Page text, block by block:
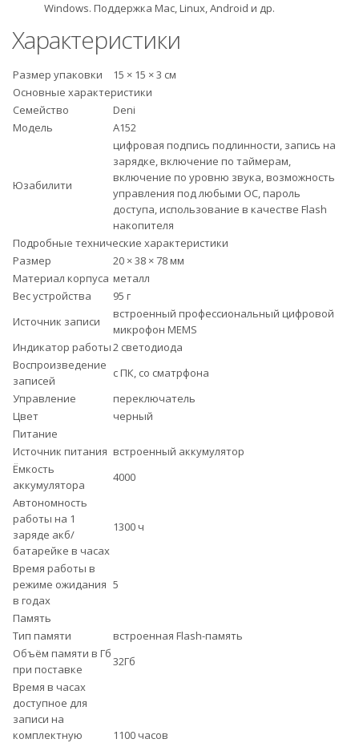
Windows. Поддержка Mac, Linux, Android и др.
Характеристики
Размер упаковки
15 × 15 × 3 см
Основные характеристики
Семейство
Deni
Модель
А152
Юзабилити
цифровая подпись подлинности, запись на
зарядке, включение по таймерам,
включение по уровню звука, возможность
управления под любыми ОС, пароль
доступа, использование в качестве Flash
накопителя
Подробные технические характеристики
Размер
20 × 38 × 78 мм
Материал корпуса металл
Вес устройства
95 г
Источник записи
встроенный профессиональный цифровой
микрофон MEMS
Индикатор работы2 светодиода
Воспроизведение
записей
с ПК, со сматрфона
Управление
переключатель
Цвет
черный
Питание
Источник питания встроенный аккумулятор
Ёмкость
аккумулятора
4000
Автономность
работы на 1
заряде акб/
батарейке в часах
1300 ч
Время работы в
режиме ожидания
в годах
5
Память
Тип памяти
встроенная Flash-память
Объём памяти в Гб
при поставке
32Гб
Время в часах
доступное для
записи на
комплектную
1100 часов